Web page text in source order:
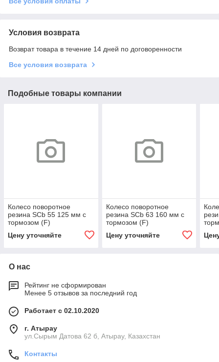
Условия возврата
Возврат товара в течение 14 дней по договоренности
Все условия возврата
Подобные товары компании
Колесо поворотное
резина SCb 55 125 мм с
тормозом (F)
Цену уточняйте
Колесо поворотное
резина SCb 63 160 мм с
тормозом (F)
Цену уточняйте
О нас
Рейтинг не сформирован
Менее 5 отзывов за последний год
Работает с 02.10.2020
г. Атырау
ул.Сырым Датова 62 б, Атырау, Казахстан
Контакты